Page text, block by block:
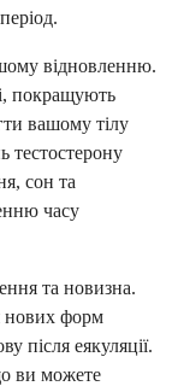
відновленню.
покращують
вашому тілу
тестостерону
сон та
часу
та новизна.
нових форм
після еякуляції.
ви можете